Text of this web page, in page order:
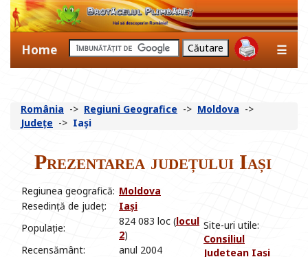
Home ☰
România -> Regiuni Geografice -> Moldova ->
Județe -> Iași
Prezentarea județului Iași
Regiunea geografică: Moldova
Site-uri utile:
Consiliul
Judetean Iași
Resedință de județ:
Iași
Populație:
824 083 loc (locul
2)
Recensământ:
anul 2004